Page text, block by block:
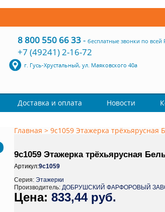
8 800 550 66 33- бесплатные звонки по всей
+7 (49241) 2-16-72
г. Гусь-Хрустальный, ул. Маяковского 40а
Доставка и оплата Новости
Главная > 9с1059 Этажерка трёхьярусная
9с1059 Этажерка трёхьярусная
Артикул:9с1059
Серия: Этажерки
Производитель: ДОБРУШСКИЙ ФАРФОРОВЫЙ
833,44 руб.